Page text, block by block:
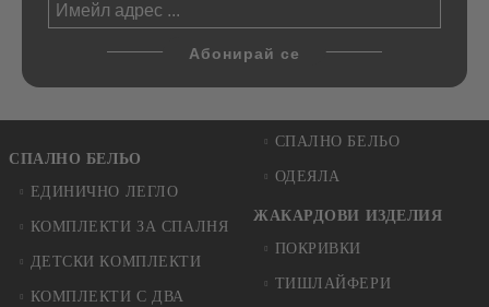
СПАЛНО БЕЛЬО
ЕДИНИЧНО ЛЕГЛО
КОМПЛЕКТИ ЗА СПАЛНЯ
ДЕТСКИ КОМПЛЕКТИ
КОМПЛЕКТИ С ДВА
СПАЛНО БЕЛЬО
ОДЕЯЛА
ЖАКАРДОВИ ИЗДЕЛИЯ
ПОКРИВКИ
ТИШЛАЙФЕРИ